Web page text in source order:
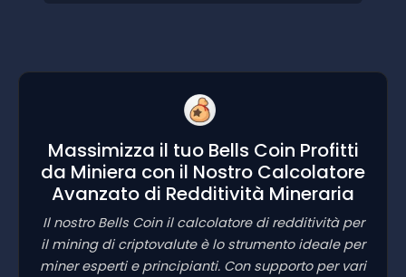
Massimizza il tuo Bells Coin Profitti
da Miniera con il Nostro Calcolatore
Avanzato di Redditività Mineraria
Il nostro Bells Coin il calcolatore di redditività per
il mining di criptovalute è lo strumento ideale per
miner esperti e principianti. Con supporto per vari